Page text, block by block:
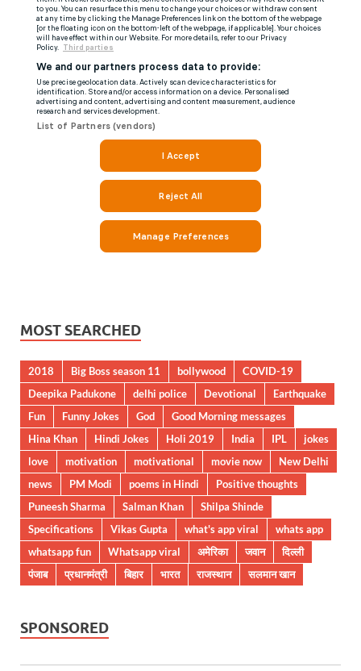
MOST SEARCHED
2018 Big Boss season 11 bollywood
COVID-19
Deepika Padukone
delhi police Devotional
Earthquake
Fun
Funny Jokes God
Good Morning messages
Hina Khan
Hindi Jokes Holi 2019 India IPL
jokes
love
motivation motivational movie now
New Delhi
news
PM Modi poems in Hindi
Positive thoughts
Puneesh Sharma
Salman Khan
Shilpa Shinde
Specifications
Vikas Gupta what's app viral
whats app
whatsapp fun
Whatsapp viral अमेरिका जवान
दिल्ली
पंजाब
प्रधानमंत्री बिहार भारत राजस्थान सलमान खान
SPONSORED